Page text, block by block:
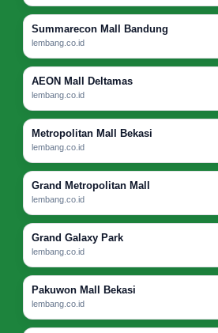
Summarecon Mall Bandung
lembang.co.id
AEON Mall Deltamas
lembang.co.id
Metropolitan Mall Bekasi
lembang.co.id
Grand Metropolitan Mall
lembang.co.id
Grand Galaxy Park
lembang.co.id
Pakuwon Mall Bekasi
lembang.co.id